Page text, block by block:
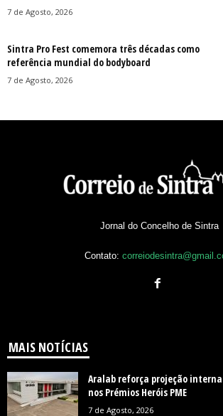
7 de Agosto, 2026
Sintra Pro Fest comemora três décadas como
referência mundial do bodyboard
7 de Agosto, 2026
Jornal do Concelho de Sintra
Contato:
MAIS NOTÍCIAS
Aralab reforça projeção
nos Prémios Heróis PME
7 de Agosto, 2026